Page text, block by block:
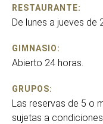
RESTAURANTE:
De lunes a jueves de
GIMNASIO:
Abierto 24 horas.
GRUPOS:
Las reservas de 5 o
sujetas a